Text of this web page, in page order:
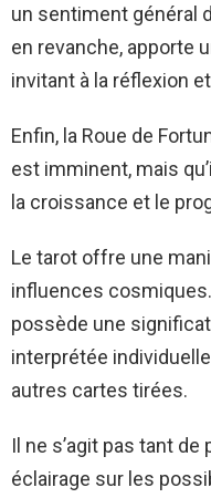
un sentiment général
en revanche, apporte
invitant à la réflexion
Enfin, la Roue de
est imminent, mais
la croissance et le
Le tarot offre une
influences
possède une
interprétée
autres cartes tirées.
Il ne s’agit pas tant
éclairage sur les